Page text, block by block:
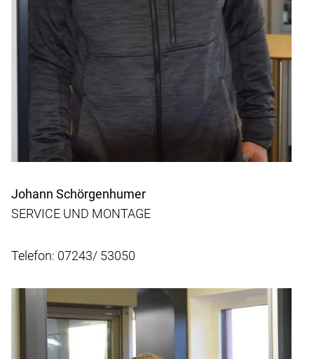
Johann Schörgenhumer
SERVICE UND MONTAGE
Telefon: 07243/ 53050